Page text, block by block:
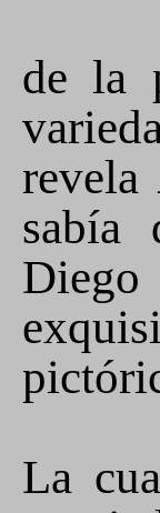
de la
revela
sabía
Diego
La